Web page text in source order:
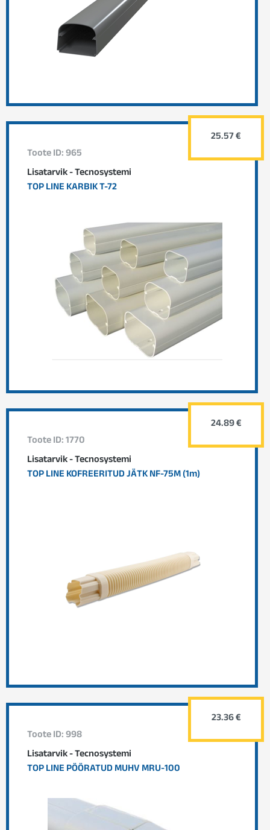
Toote ID: 965
Lisatarvik - Tecnosystemi
TOP LINE KARBIK T-72
25.57 €
Toote ID: 1770
Lisatarvik - Tecnosystemi
TOP LINE KOFREERITUD JÄTK NF-75M (1m)
24.89 €
Toote ID: 998
Lisatarvik - Tecnosystemi
TOP LINE PÖÖRATUD MUHV MRU-100
23.36 €